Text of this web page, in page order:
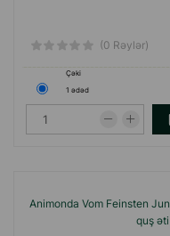
(0 Rəylər)
Çəki
1 ədəd
Animonda Vom Feinsten
quş